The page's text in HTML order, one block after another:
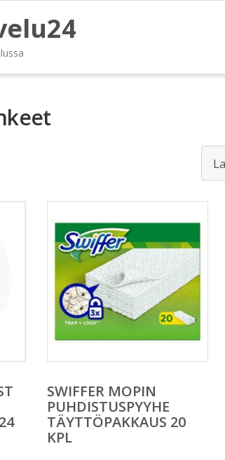
SWIFFER MOPIN
PUHDISTUSPYYHE
TÄYTTÖPAKKAUS 20
KPL